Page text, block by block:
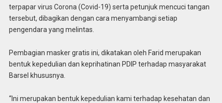
terpapar virus Corona (Covid-19) serta petunjuk mencuci tangan
tersebut, dibagikan dengan cara menyambangi setiap
pengendara yang melintas.
Pembagian masker gratis ini, dikatakan oleh Farid merupakan
bentuk kepedulian dan keprihatinan PDIP terhadap masyarakat
Barsel khususnya.
“Ini merupakan bentuk kepedulian kami terhadap kesehatan dan